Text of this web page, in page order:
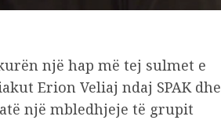
një hap më tej sulmet e
Erion Veliaj ndaj SPAK dhe
një mbledhjeje të grupit